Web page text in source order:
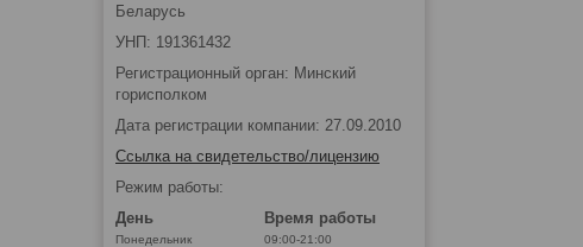
Беларусь
УНП: 191361432
Регистрационный орган: Минский
горисполком
Дата регистрации компании: 27.09.2010
Ссылка на свидетельство/лицензию
Режим работы:
День
Время работы
Понедельник
09:00-21:00